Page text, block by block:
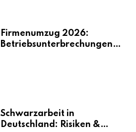
Firmenumzug 2026:
Betriebsunterbrechungen
Schwarzarbeit in
Deutschland: Risiken &